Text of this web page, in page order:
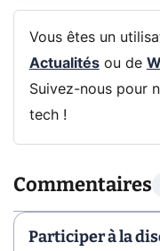
Vous êtes un
Actualitésou de
Suivez-nous pour
tech !
Commentaires
Participer à la